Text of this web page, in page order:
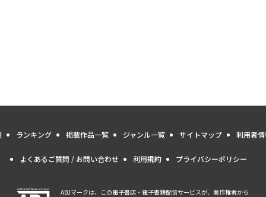
ランキング 掲載作品一覧 ジャンル一覧 サイトマップ 利用者
よくあるご質問 / お問い合わせ 利用規約 プライバシーポリシー
ABJマークは、この電子書店・電子書籍配信サービスが、著作権者から